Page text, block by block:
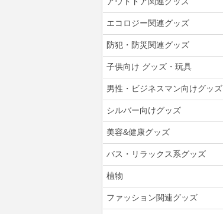
エコロジー関連グッズ
防犯・防災関連グッズ
子供向け グッズ・玩具
男性・ビジネスマン向けグッズ
シルバー向けグッズ
美容&健康グッズ
バス・リラックス系グッズ
植物
ファッション関連グッズ